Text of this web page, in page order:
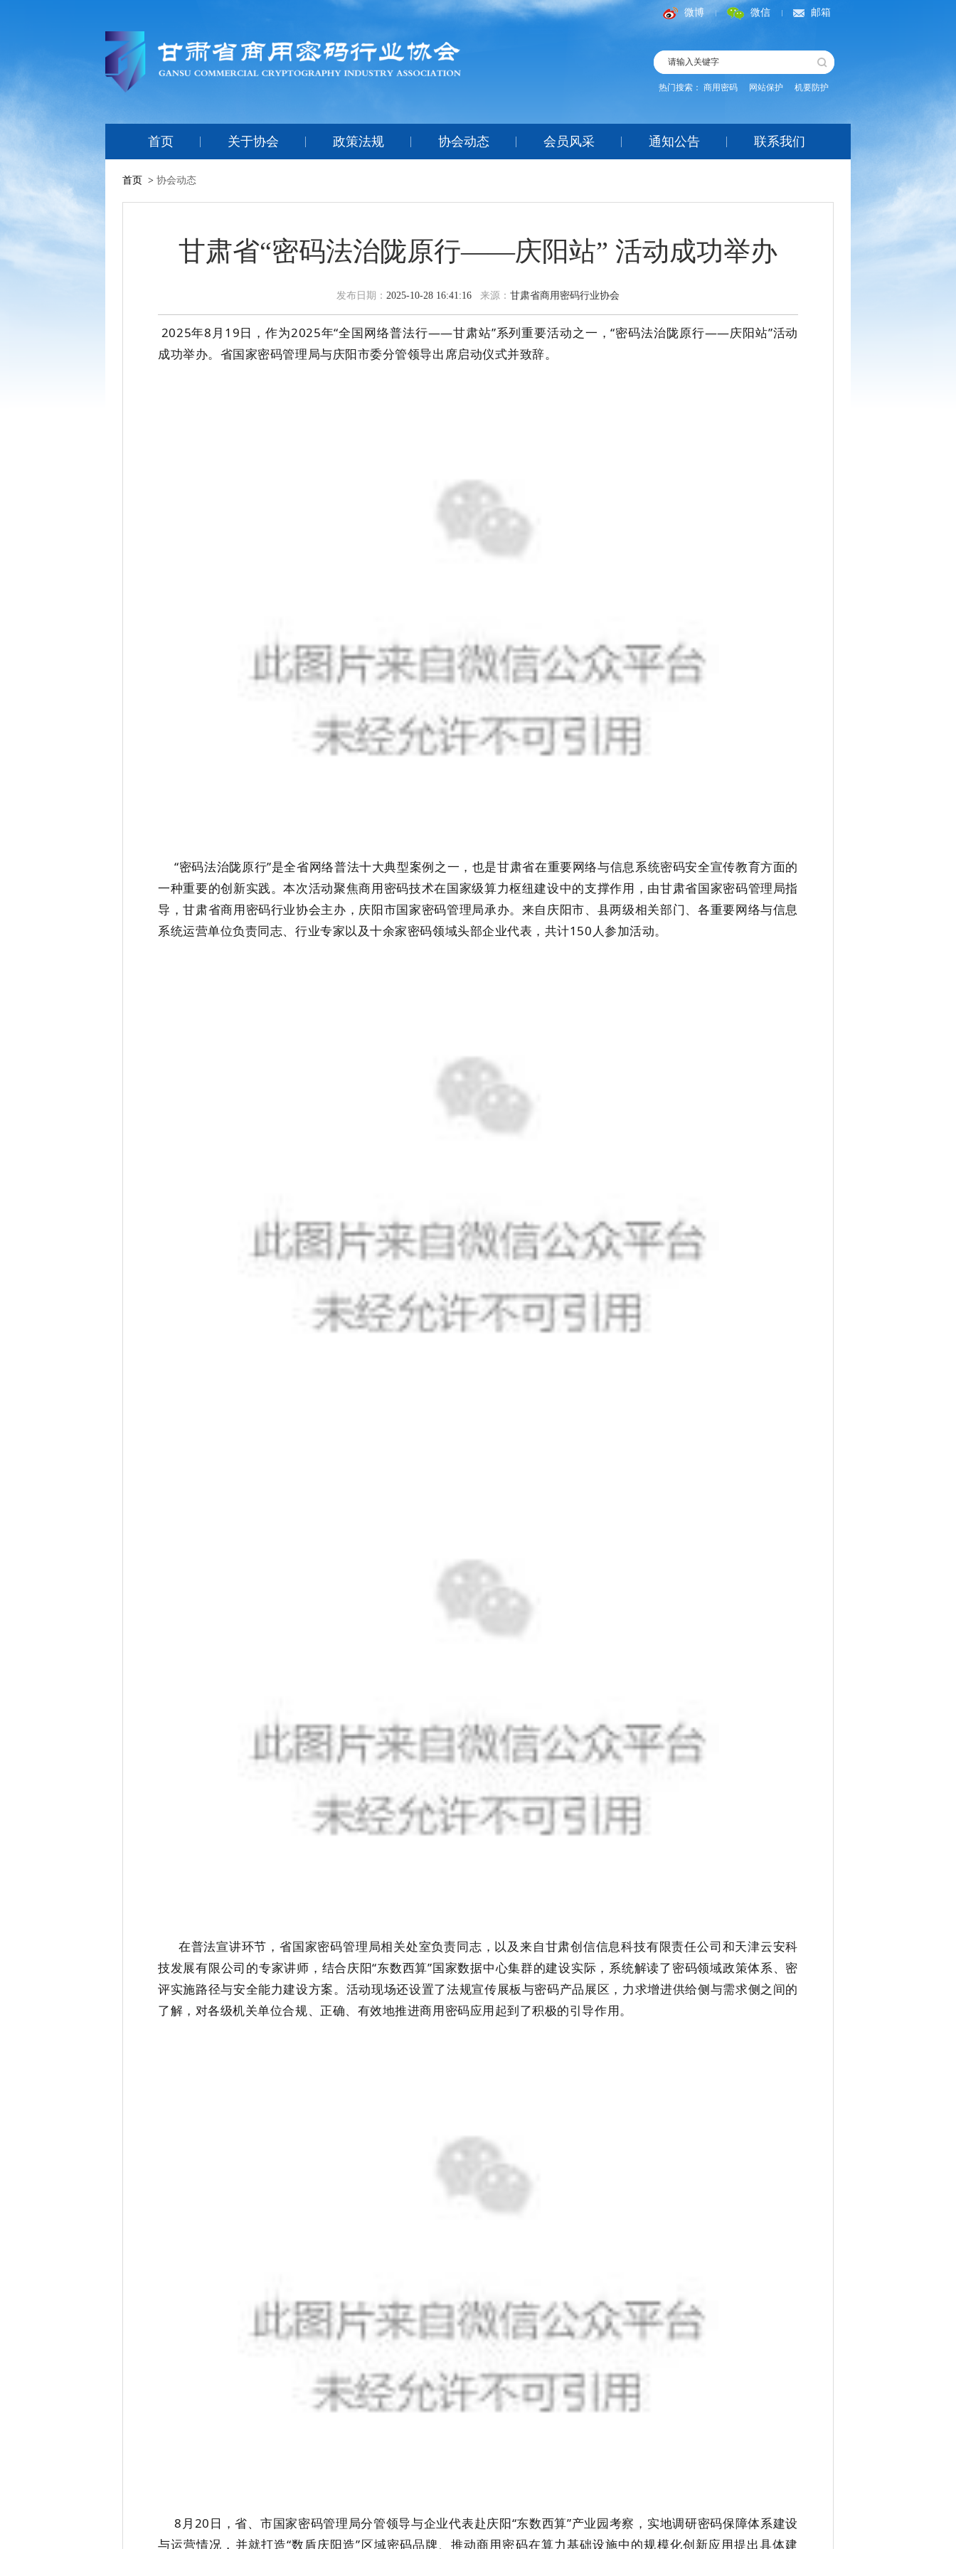
微博 微信 邮箱
热门搜索： 商用密码 网站保护 机要防护
首页 关于协会 政策法规 协会动态 会员风采 通知公告 联系我们
首页 > 协会动态
甘肃省“密码法治陇原行——庆阳站” 活动成功举办
发布日期： 2025-10-28 16:41:16 来源： 甘肃省商用密码行业协会
2025年8月19日，作为2025年“全国网络普法行——甘肃站”系列重要活动之一，“密码法治陇原行——庆阳站”活动
成功举办。省国家密码管理局与庆阳市委分管领导出席启动仪式并致辞。
“密码法治陇原行”是全省网络普法十大典型案例之一，也是甘肃省在重要网络与信息系统密码安全宣传教育方面的
一种重要的创新实践。本次活动聚焦商用密码技术在国家级算力枢纽建设中的支撑作用，由甘肃省国家密码管理局指
导，甘肃省商用密码行业协会主办，庆阳市国家密码管理局承办。来自庆阳市、县两级相关部门、各重要网络与信息
系统运营单位负责同志、行业专家以及十余家密码领域头部企业代表，共计150人参加活动。
在普法宣讲环节，省国家密码管理局相关处室负责同志，以及来自甘肃创信信息科技有限责任公司和天津云安科
技发展有限公司的专家讲师，结合庆阳“东数西算”国家数据中心集群的建设实际，系统解读了密码领域政策体系、密
评实施路径与安全能力建设方案。活动现场还设置了法规宣传展板与密码产品展区，力求增进供给侧与需求侧之间的
了解，对各级机关单位合规、正确、有效地推进商用密码应用起到了积极的引导作用。
8月20日，省、市国家密码管理局分管领导与企业代表赴庆阳“东数西算”产业园考察，实地调研密码保障体系建设
与运营情况，并就打造“数盾庆阳造”区域密码品牌、推动商用密码在算力基础设施中的规模化创新应用提出具体建